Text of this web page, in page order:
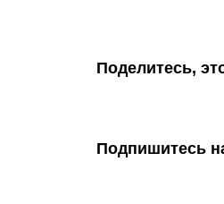
Поделитесь,
Подпишитесь